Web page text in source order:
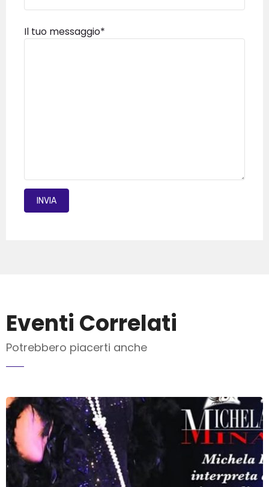
Il tuo messaggio*
Eventi Correlati
Potrebbero piacerti anche